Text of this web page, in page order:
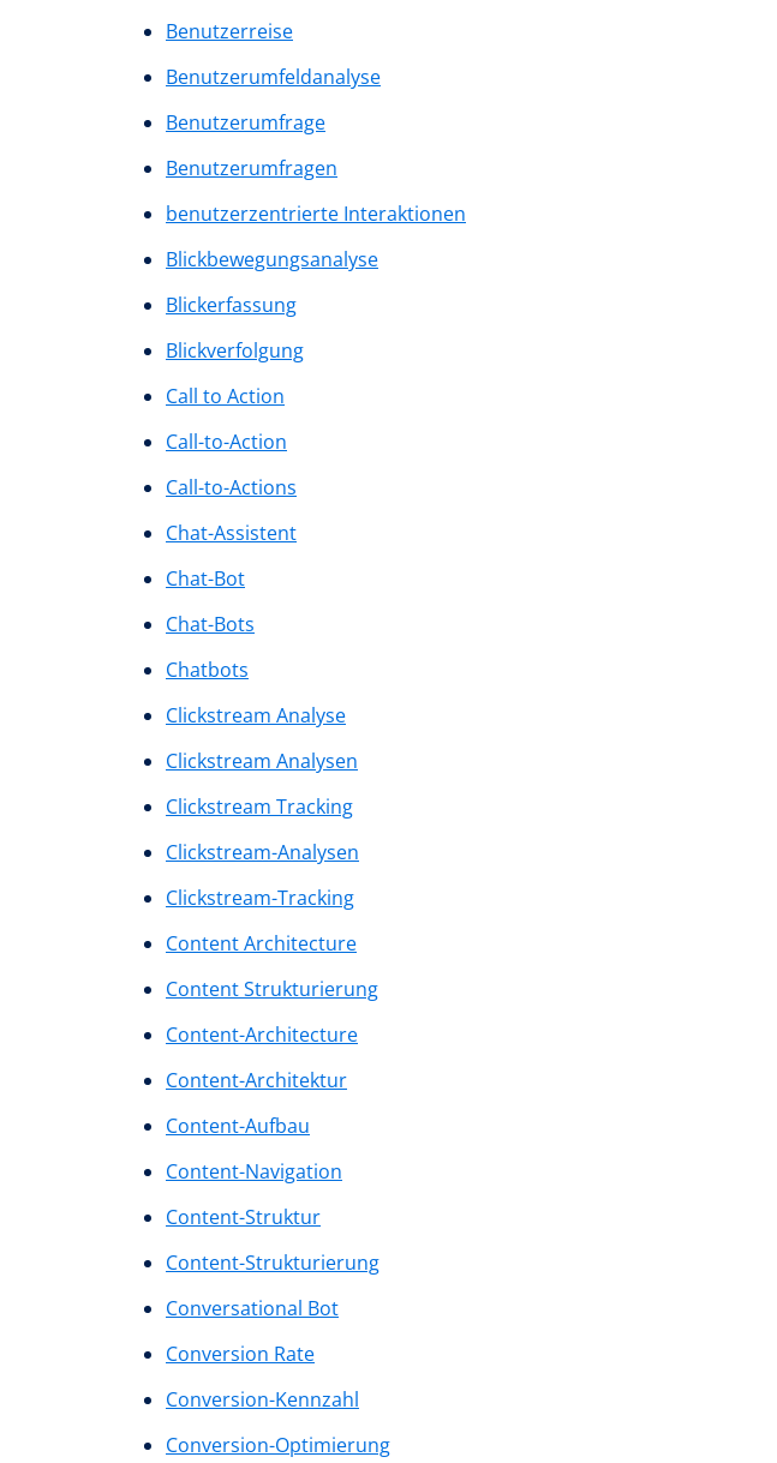
Benutzerreise
Benutzerumfeldanalyse
Benutzerumfrage
Benutzerumfragen
benutzerzentrierte Interaktionen
Blickbewegungsanalyse
Blickerfassung
Blickverfolgung
Call to Action
Call-to-Action
Call-to-Actions
Chat-Assistent
Chat-Bot
Chat-Bots
Chatbots
Clickstream Analyse
Clickstream Analysen
Clickstream Tracking
Clickstream-Analysen
Clickstream-Tracking
Content Architecture
Content Strukturierung
Content-Architecture
Content-Architektur
Content-Aufbau
Content-Navigation
Content-Struktur
Content-Strukturierung
Conversational Bot
Conversion Rate
Conversion-Kennzahl
Conversion-Optimierung